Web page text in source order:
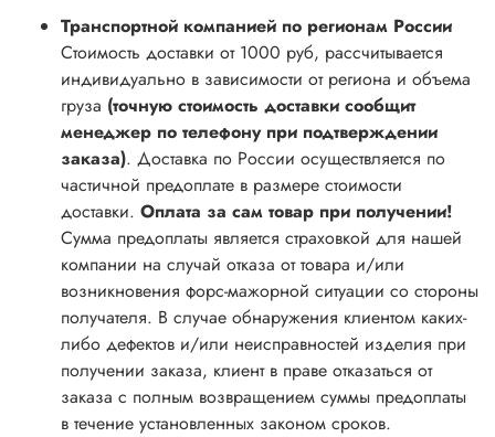
Транспортной компанией по регионам России
Стоимость доставки от 1000 руб, рассчитывается
индивидуально в зависимости от региона и объема
груза (точную стоимость доставки сообщит
менеджер по телефону при подтверждении
заказа). Доставка по России осуществляется по
частичной предоплате в размере стоимости
доставки. Оплата за сам товар при получении!
Сумма предоплаты является страховкой для нашей
компании на случай отказа от товара и/или
возникновения форс-мажорной ситуации со стороны
получателя. В случае обнаружения клиентом каких-
либо дефектов и/или неисправностей изделия при
получении заказа, клиент в праве отказаться от
заказа с полным возвращением суммы предоплаты
в течение установленных законом сроков.